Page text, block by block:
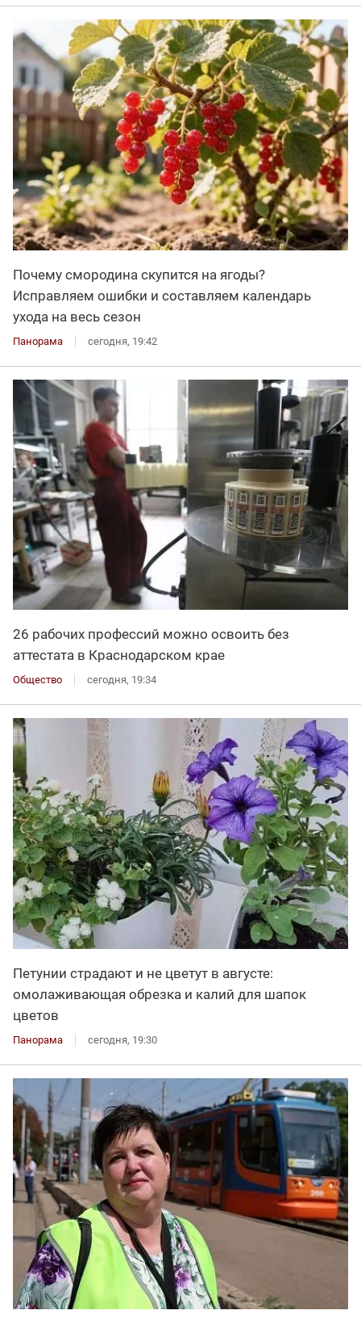
Почему смородина скупится на ягоды?
Исправляем ошибки и составляем календарь
ухода на весь сезон
Панорама сегодня, 19:42
26 рабочих профессий можно освоить без
аттестата в Краснодарском крае
Общество сегодня, 19:34
Петунии страдают и не цветут в августе:
омолаживающая обрезка и калий для шапок
цветов
Панорама сегодня, 19:30